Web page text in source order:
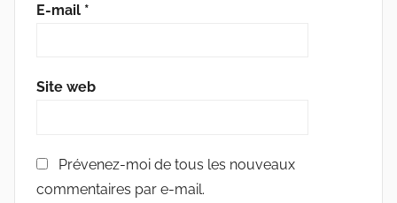
E-mail *
Site web
Prévenez-moi de tous les nouveaux
commentaires par e-mail.